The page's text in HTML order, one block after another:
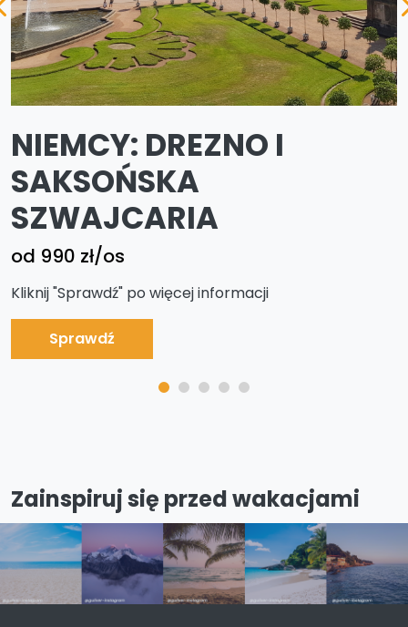
NIEMCY: DREZNO I
SAKSOŃSKA
SZWAJCARIA
od 990 zł/os
Kliknij "Sprawdź" po więcej informacji
Sprawdź
Zainspiruj się przed wakacjami